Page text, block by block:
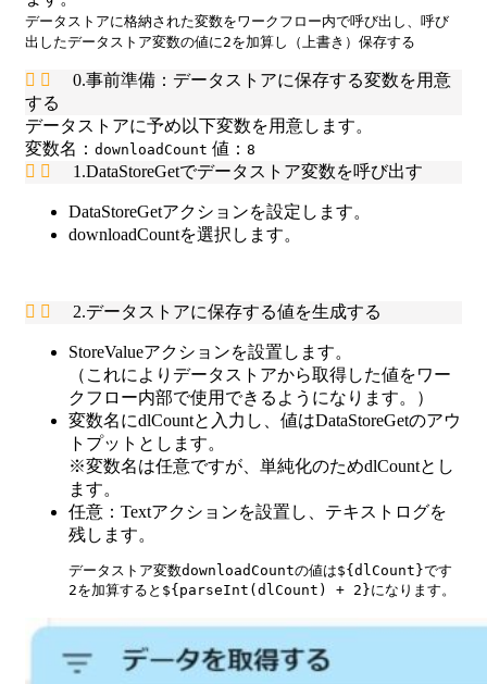
データストアに格納された変数をワークフロー内で呼び出し、呼び
出したデータストア変数の値に2を加算し（上書き）保存する
0.事前準備：データストアに保存する変数を用意
する
データストアに予め以下変数を用意します。
変数名： downloadCount 値： 8
1.DataStoreGetでデータストア変数を呼び出す
DataStoreGetアクションを設定します。
downloadCountを選択します。
2.データストアに保存する値を生成する
StoreValueアクションを設置します。
（これによりデータストアから取得した値をワー
クフロー内部で使用できるようになります。）
変数名にdlCountと入力し、値はDataStoreGetのアウ
トプットとします。
※変数名は任意ですが、単純化のためdlCountとし
ます。
任意：Textアクションを設置し、テキストログを
残します。
データストア変数downloadCountの値は${dlCount}です
2を加算すると${parseInt(dlCount) + 2}になります。